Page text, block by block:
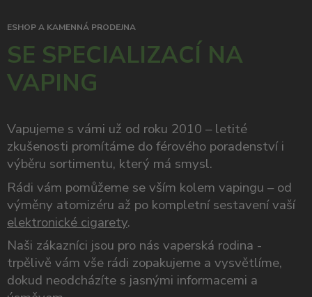
ESHOP A KAMENNÁ PRODEJNA
SE SPECIALIZACÍ NA
VAPING
Vapujeme s vámi už od roku 2010 – letité
zkušenosti promítáme do férového poradenství i
výběru sortimentu, který má smysl.
Rádi vám pomůžeme se vším kolem vapingu – od
výměny atomizéru až po kompletní sestavení vaší
elektronické cigarety.
Naši zákazníci jsou pro nás vaperská rodina -
trpělivě vám vše rádi zopakujeme a vysvětlíme,
dokud neodcházíte s jasnými informacemi a